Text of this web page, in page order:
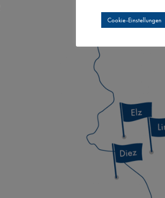
Cookie-Einstellungen